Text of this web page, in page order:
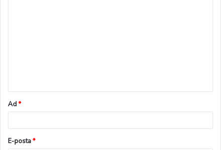
Ad*
E-posta*